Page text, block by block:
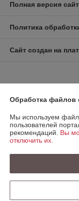
Полная версия
Политика
Сайт создан на
Информация для
Юридическое лицо:ООО
220067, Беларусь, г.
Регистрационный
Регистрационный орган:
Дата регистрации
Обработка файлов
Мы используем
пользователей
рекомендаций. Вы
отключить их.